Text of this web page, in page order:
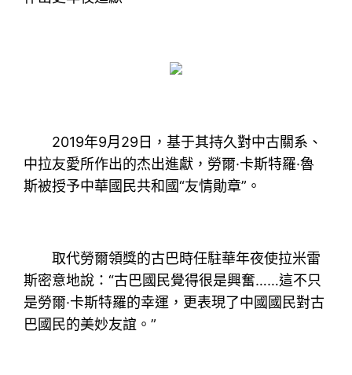
2019年9月29日，基于其持久對中古關系、
中拉友愛所作出的杰出進獻，勞爾·卡斯特羅·魯
斯被授予中華國民共和國“友情勛章”。
取代勞爾領獎的古巴時任駐華年夜使拉米雷
斯密意地說：“古巴國民覺得很是興奮……這不只
是勞爾·卡斯特羅的幸運，更表現了中國國民對古
巴國民的美妙友誼。”